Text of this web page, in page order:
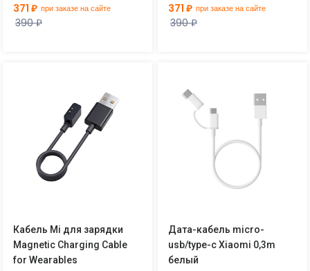
371 ₽ при заказе на сайте
390 ₽
371 ₽ при заказе на сайте
390 ₽
Кабель Mi для зарядки
Magnetic Charging Cable
for Wearables
Дата-кабель micro-
usb/type-c Xiaomi 0,3m
белый